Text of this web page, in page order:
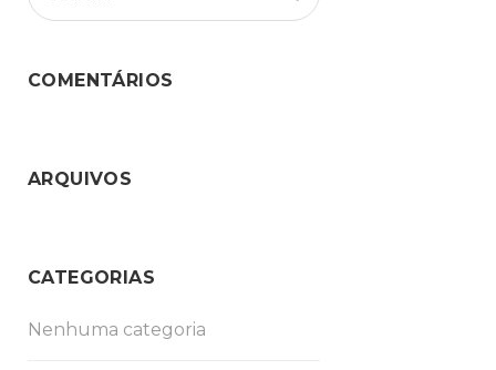
COMENTÁRIOS
ARQUIVOS
CATEGORIAS
Nenhuma categoria